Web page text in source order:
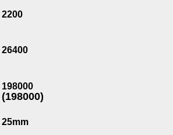
2200
26400
198000
(198000)
25mm